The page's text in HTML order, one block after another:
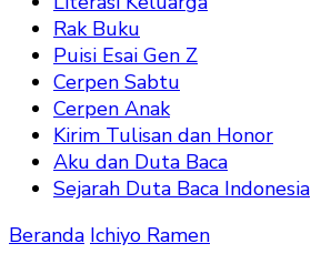
Rak Buku
Puisi Esai Gen Z
Cerpen Sabtu
Cerpen Anak
Kirim Tulisan dan Honor
Aku dan Duta Baca
Sejarah Duta Baca Indonesia
Beranda Ichiyo Ramen